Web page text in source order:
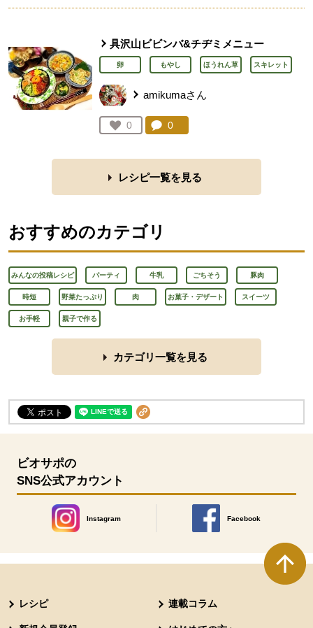
具沢山ビビンバ&チヂミメニュー
卵 もやし ほうれん草 スキレット
amikumaさん
お気に入り登録：
0
人が登録
コメント：
0
レシピ一覧を見る
おすすめのカテゴリ
みんなの投稿レシピ パーティ 牛乳 ごちそう 豚肉
時短 野菜たっぷり 肉 お菓子・デザート スイーツ
お手軽 親子で作る
カテゴリ一覧を見る
ビオサポの
SNS公式アカウント
Instagram
別のウィンドウで開きます。
Facebook
別のウィンドウで開きます
レシピ 連載コラム